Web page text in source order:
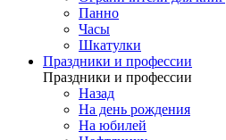
Панно
Часы
Шкатулки
Праздники и профессии
Праздники и профессии
Назад
На день рождения
На юбилей